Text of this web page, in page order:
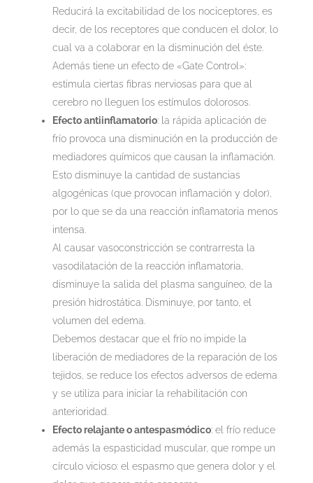
Reducirá la excitabilidad de los nociceptores, es
decir, de los receptores que conducen el dolor, lo
cual va a colaborar en la disminución del éste.
Además tiene un efecto de «Gate Control»:
estimula ciertas fibras nerviosas para que al
cerebro no lleguen los estímulos dolorosos.
Efecto antiinflamatorio: la rápida aplicación de
frío provoca una disminución en la producción de
mediadores químicos que causan la inflamación.
Esto disminuye la cantidad de sustancias
algogénicas (que provocan inflamación y dolor),
por lo que se da una reacción inflamatoria menos
intensa.
Al causar vasoconstricción se contrarresta la
vasodilatación de la reacción inflamatoria,
disminuye la salida del plasma sanguíneo, de la
presión hidrostática. Disminuye, por tanto, el
volumen del edema.
Debemos destacar que el frío no impide la
liberación de mediadores de la reparación de los
tejidos, se reduce los efectos adversos de edema
y se utiliza para iniciar la rehabilitación con
anterioridad.
Efecto relajante o antespasmódico: el frío reduce
además la espasticidad muscular, que rompe un
círculo vicioso: el espasmo que genera dolor y el